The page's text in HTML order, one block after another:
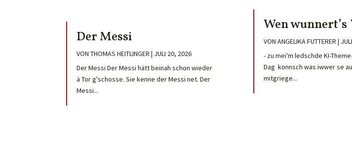
Der Messi
VONTHOMAS HEITLINGER | JULI 20, 2026
Der Messi Der Messi hätt beinah schon wieder
ä Tor g'schosse. Sie kenne der Messi net. Der
Messi...
Wen wunnert’s
VON ANGELIKA FUTTERER |
- zu mei'm ledschde KI-
Dag konnsch was iwwer se
mitgriege...